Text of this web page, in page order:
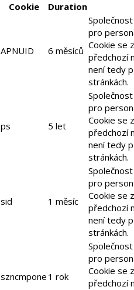
Cookie
Duration
APNUID 6 měsíců
pro
Cookie se
předchozí
není tedy
stránkách.
ps 5 let
pro
Cookie se
předchozí
není tedy
stránkách.
sid 1 měsíc
pro
Cookie se
předchozí
není tedy
stránkách.
szncmpone 1 rok
pro
Cookie se
předchozí